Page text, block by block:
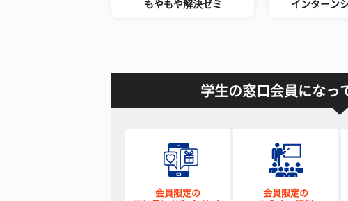
もやもや解決ゼミ インターン
学生の窓口会員になっ
会員限定の
会員限定の